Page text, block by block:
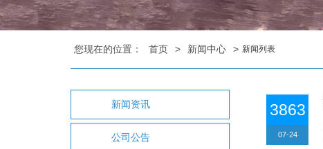
您现在的位置： 首页 > 新闻中心 > 新闻列表
新闻资讯
公司公告
3863
07-24